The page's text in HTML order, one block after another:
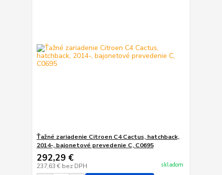
Ťažné zariadenie Citroen C4 Cactus, hatchback,
2014-, bajonetové prevedenie C, C0695
292,29 €
237,63 € bez DPH skladom